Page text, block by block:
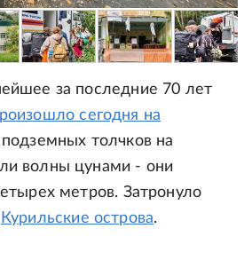
за последние 70 лет
сегодня на
толчков на
волны цунами - они
метров. Затронуло
Курильские острова.